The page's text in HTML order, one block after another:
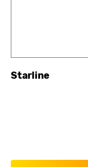
Starline